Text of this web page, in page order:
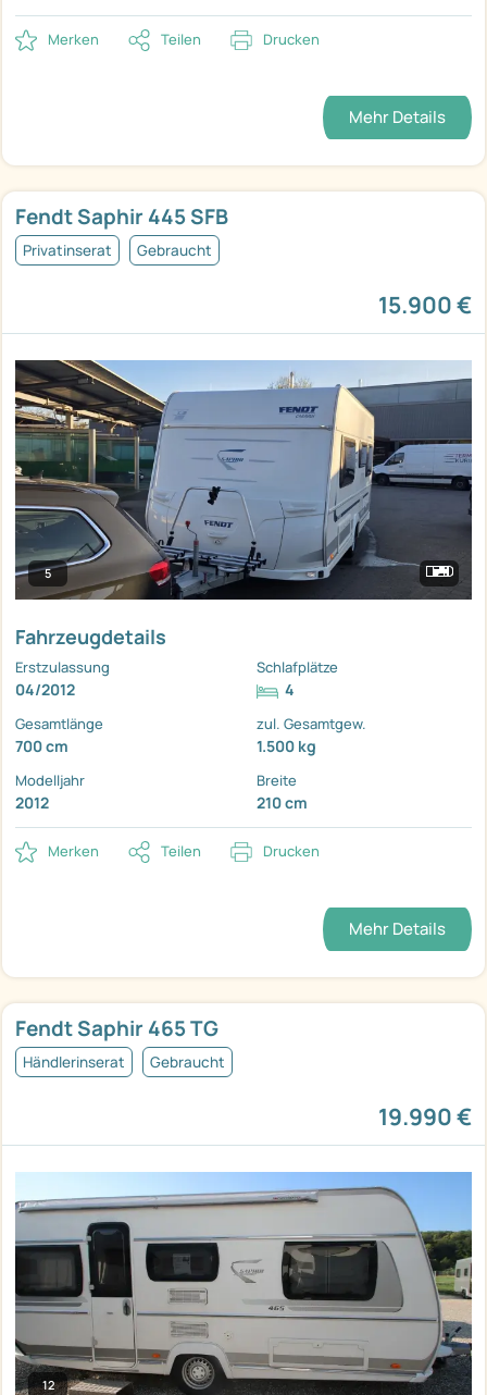
Merken Teilen Drucken
Mehr Details
Fendt Saphir 445 SFB
Privatinserat Gebraucht
15.900 €
5
Fahrzeugdetails
Erstzulassung
04/2012
Schlafplätze
4
Gesamtlänge
700 cm
zul. Gesamtgew.
1.500 kg
Modelljahr
2012
Breite
210 cm
Merken Teilen Drucken
Mehr Details
Fendt Saphir 465 TG
Händlerinserat Gebraucht
19.990 €
12